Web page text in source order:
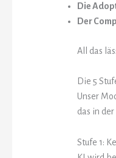
Die
Der
All das
Die 5
Unser
das in
Stufe 1: